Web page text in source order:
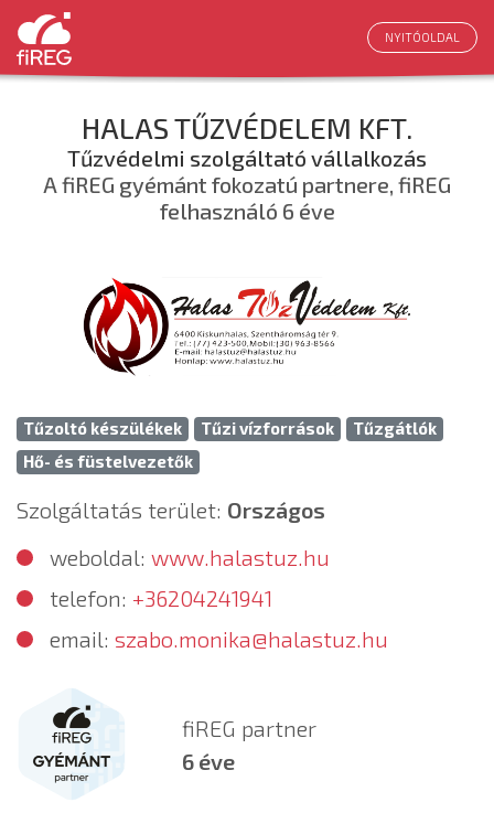
NYITÓOLDAL
HALAS TŰZVÉDELEM KFT.
Tűzvédelmi szolgáltató vállalkozás
A fiREG gyémánt fokozatú partnere, fiREG
felhasználó 6 éve
Tűzoltó készülékek Tűzi vízforrások
Tűzgátlók
Hő- és füstelvezetők
Szolgáltatás terület: Országos
weboldal: www.halastuz.hu
telefon: +36204241941
email: szabo.monika@halastuz.hu
fiREG partner
6 éve